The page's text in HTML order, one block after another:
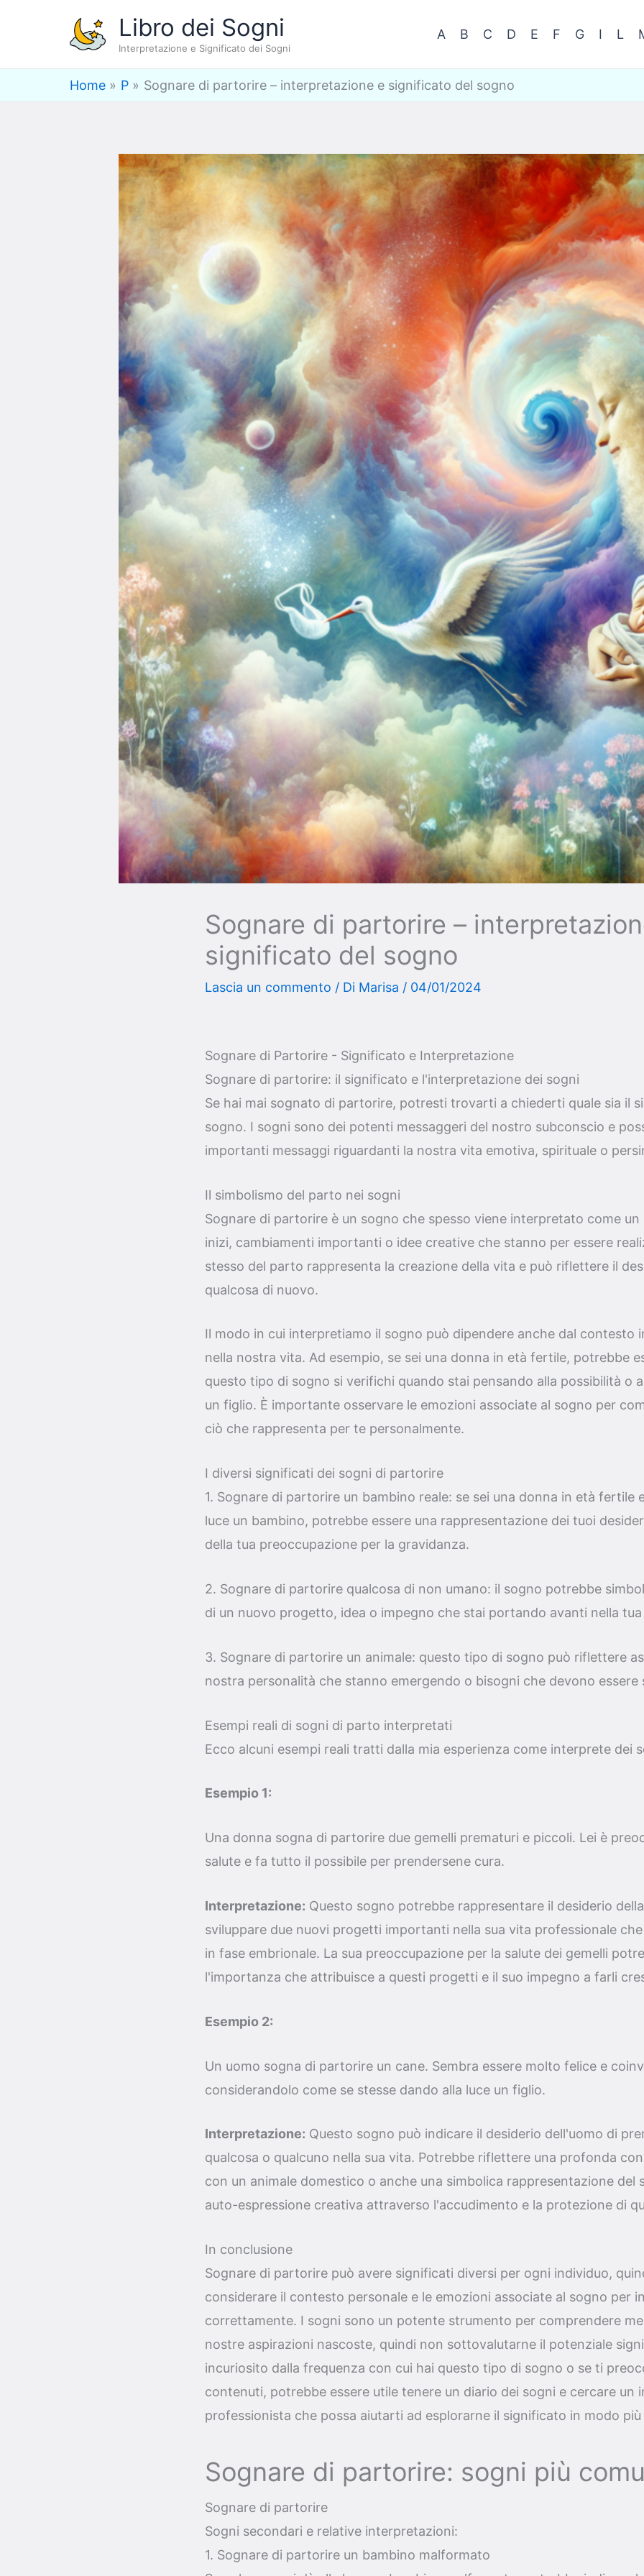
Libro dei Sogni
Interpretazione e Significato dei Sogni
A B C D E F G I L
Home P Sognare di partorire – interpretazione e significato del sogno
Sognare di partorire –
significato del sogno
Lascia un commento / Di Marisa / 04/01/2024
Sognare di Partorire - Significato e Interpretazione
Sognare di partorire: il significato e l'interpretazione dei sogni
Se hai mai sognato di partorire, potresti trovarti a chiederti quale sia il
sogno. I sogni sono dei potenti messaggeri del nostro subconscio e
importanti messaggi riguardanti la nostra vita emotiva, spirituale o
Il simbolismo del parto nei sogni
Sognare di partorire è un sogno che spesso viene interpretato come un
inizi, cambiamenti importanti o idee creative che stanno per essere
stesso del parto rappresenta la creazione della vita e può riflettere il
qualcosa di nuovo.
Il modo in cui interpretiamo il sogno può dipendere anche dal contesto
nella nostra vita. Ad esempio, se sei una donna in età fertile, potrebbe
questo tipo di sogno si verifichi quando stai pensando alla possibilità o
un figlio. È importante osservare le emozioni associate al sogno per
ciò che rappresenta per te personalmente.
I diversi significati dei sogni di partorire
1. Sognare di partorire un bambino reale: se sei una donna in età fertile
luce un bambino, potrebbe essere una rappresentazione dei tuoi
della tua preoccupazione per la gravidanza.
2. Sognare di partorire qualcosa di non umano: il sogno potrebbe
di un nuovo progetto, idea o impegno che stai portando avanti nella
3. Sognare di partorire un animale: questo tipo di sogno può riflettere
nostra personalità che stanno emergendo o bisogni che devono essere
Esempi reali di sogni di parto interpretati
Ecco alcuni esempi reali tratti dalla mia esperienza come interprete dei
Esempio 1:
Una donna sogna di partorire due gemelli prematuri e piccoli. Lei è
salute e fa tutto il possibile per prendersene cura.
Interpretazione: Questo sogno potrebbe rappresentare il desiderio
sviluppare due nuovi progetti importanti nella sua vita professionale
in fase embrionale. La sua preoccupazione per la salute dei gemelli
l'importanza che attribuisce a questi progetti e il suo impegno a farli
Esempio 2:
Un uomo sogna di partorire un cane. Sembra essere molto felice e
considerandolo come se stesse dando alla luce un figlio.
Interpretazione: Questo sogno può indicare il desiderio dell'uomo di
qualcosa o qualcuno nella sua vita. Potrebbe riflettere una profonda
con un animale domestico o anche una simbolica rappresentazione del
auto-espressione creativa attraverso l'accudimento e la protezione di
In conclusione
Sognare di partorire può avere significati diversi per ogni individuo,
considerare il contesto personale e le emozioni associate al sogno per
correttamente. I sogni sono un potente strumento per comprendere
nostre aspirazioni nascoste, quindi non sottovalutarne il potenziale
incuriosito dalla frequenza con cui hai questo tipo di sogno o se ti
contenuti, potrebbe essere utile tenere un diario dei sogni e cercare un
professionista che possa aiutarti ad esplorarne il significato in modo
Sognare di partorire: sogni più
Sognare di partorire
Sogni secondari e relative interpretazioni:
1. Sognare di partorire un bambino malformato